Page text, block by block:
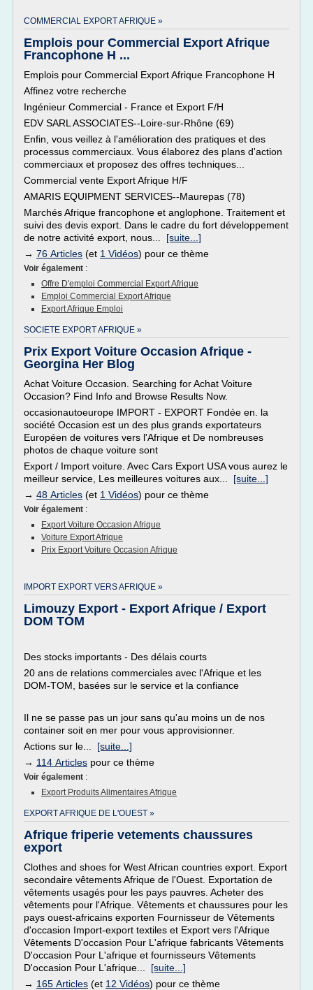
COMMERCIAL EXPORT AFRIQUE »
Emplois pour Commercial Export Afrique
Francophone H ...
Emplois pour Commercial Export Afrique Francophone H
Affinez votre recherche
Ingénieur Commercial - France et Export F/H
EDV SARL ASSOCIATES--Loire-sur-Rhône (69)
Enfin, vous veillez à l'amélioration des pratiques et des
processus commerciaux. Vous élaborez des plans d'action
commerciaux et proposez des offres techniques...
Commercial vente Export Afrique H/F
AMARIS EQUIPMENT SERVICES--Maurepas (78)
Marchés Afrique francophone et anglophone. Traitement et
suivi des devis export. Dans le cadre du fort développement
de notre activité export, nous... [suite...]
→ 76 Articles (et 1 Vidéos) pour ce thème
Voir également :
Offre D'emploi Commercial Export Afrique
Emploi Commercial Export Afrique
Export Afrique Emploi
SOCIETE EXPORT AFRIQUE »
Prix Export Voiture Occasion Afrique -
Georgina Her Blog
Achat Voiture Occasion. Searching for Achat Voiture
Occasion? Find Info and Browse Results Now.
occasionautoeurope IMPORT - EXPORT Fondée en. la
société Occasion est un des plus grands exportateurs
Européen de voitures vers l'Afrique et De nombreuses
photos de chaque voiture sont
Export / Import voiture. Avec Cars Export USA vous aurez le
meilleur service, Les meilleures voitures aux... [suite...]
→ 48 Articles (et 1 Vidéos) pour ce thème
Voir également :
Export Voiture Occasion Afrique
Voiture Export Afrique
Prix Export Voiture Occasion Afrique
IMPORT EXPORT VERS AFRIQUE »
Limouzy Export - Export Afrique / Export
DOM TOM
Des stocks importants - Des délais courts
20 ans de relations commerciales avec l'Afrique et les
DOM-TOM, basées sur le service et la confiance
Il ne se passe pas un jour sans qu'au moins un de nos
container soit en mer pour vous approvisionner.
Actions sur le... [suite...]
→ 114 Articles pour ce thème
Voir également :
Export Produits Alimentaires Afrique
EXPORT AFRIQUE DE L'OUEST »
Afrique friperie vetements chaussures
export
Clothes and shoes for West African countries export. Export
secondaire vêtements Afrique de l'Ouest. Exportation de
vêtements usagés pour les pays pauvres. Acheter des
vêtements pour l'Afrique. Vêtements et chaussures pour les
pays ouest-africains exporten Fournisseur de Vêtements
d'occasion Import-export textiles et Export vers l'Afrique
Vêtements D'occasion Pour L'afrique fabricants Vêtements
D'occasion Pour L'afrique et fournisseurs Vêtements
D'occasion Pour L'afrique... [suite...]
→ 165 Articles (et 12 Vidéos) pour ce thème